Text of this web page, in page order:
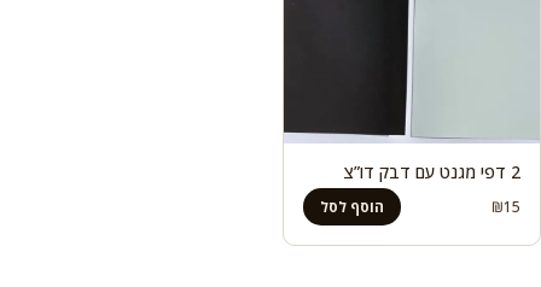
2 דפי מגנט עם דבק דו”צ
₪15 הוסף לסל